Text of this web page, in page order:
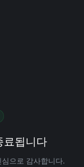
료됩니다
으로 감사합니다.